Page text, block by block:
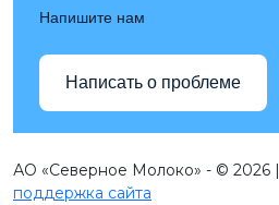
Напишите нам
Написать о проблеме
АО «Северное Молоко» - © 2026 |
поддержка сайта